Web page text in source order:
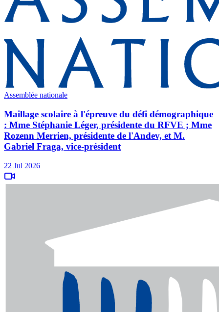
Assemblée nationale
Maillage scolaire à l'épreuve du défi démographique
: Mme Stéphanie Léger, présidente du RFVE ; Mme
Rozenn Merrien, présidente de l'Andev, et M.
Gabriel Fraga, vice-président
22 Jul 2026